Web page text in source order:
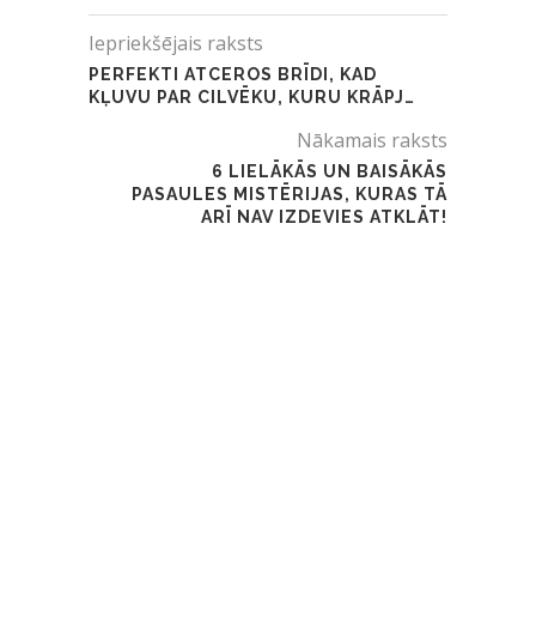
Iepriekšējais raksts
PERFEKTI ATCEROS BRĪDI, KAD
KĻUVU PAR CILVĒKU, KURU KRĀPJ…
Nākamais raksts
6 LIELĀKĀS UN BAISĀKĀS
PASAULES MISTĒRIJAS, KURAS TĀ
ARĪ NAV IZDEVIES ATKLĀT!